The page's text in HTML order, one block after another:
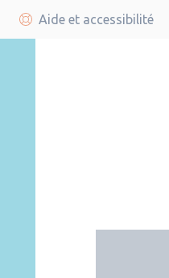
Aide et accessibilité